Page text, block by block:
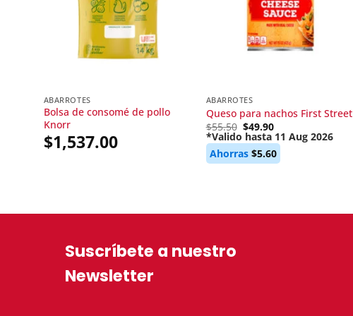
ABARROTES
Bolsa de consomé de pollo
Knorr
$1,537.00
ABARROTES
Queso para nachos First Street
$55.50 Original
price
was:
$55.50.
$49.90
*Valido hasta 11 Aug 2026
Current
price
is:
Ahorras $5.60
Suscríbete a nuestro
Newsletter